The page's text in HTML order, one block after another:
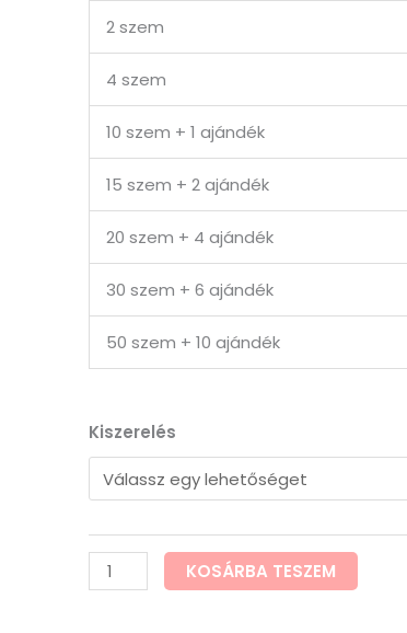
2 szem
4 szem
10 szem + 1 ajándék
15 szem + 2 ajándék
20 szem + 4 ajándék
30 szem + 6 ajándék
50 szem + 10 ajándék
Kiszerelés
Sextreme
100mg
mennyiség
KOSÁRBA TESZEM